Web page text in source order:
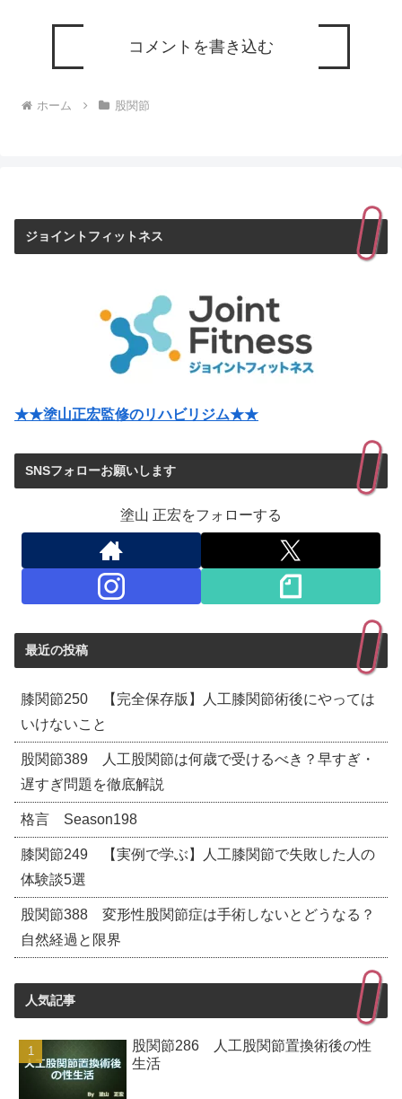
コメントを書き込む
ホーム 股関節
ジョイントフィットネス
★★塗山正宏監修のリハビリジム★★
SNSフォローお願いします
塗山 正宏をフォローする
最近の投稿
膝関節250 【完全保存版】人工膝関節術後にやっては
いけないこと
股関節389 人工股関節は何歳で受けるべき？早すぎ・
遅すぎ問題を徹底解説
格言 Season198
膝関節249 【実例で学ぶ】人工膝関節で失敗した人の
体験談5選
股関節388 変形性股関節症は手術しないとどうなる？
自然経過と限界
人気記事
股関節286 人工股関節置換術後の性
生活